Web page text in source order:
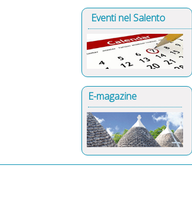
Eventi nel Salento
E-magazine